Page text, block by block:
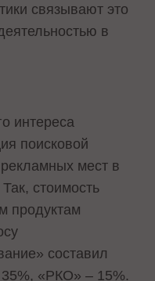
связывают это
в
интереса
поисковой
мест в
стоимость
продуктам
составил
«РКО» – 15%.